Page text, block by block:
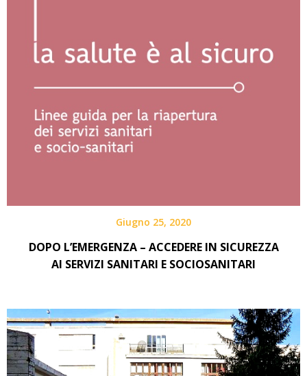
Giugno 25, 2020
DOPO L’EMERGENZA – ACCEDERE IN SICUREZZA
AI SERVIZI SANITARI E SOCIOSANITARI